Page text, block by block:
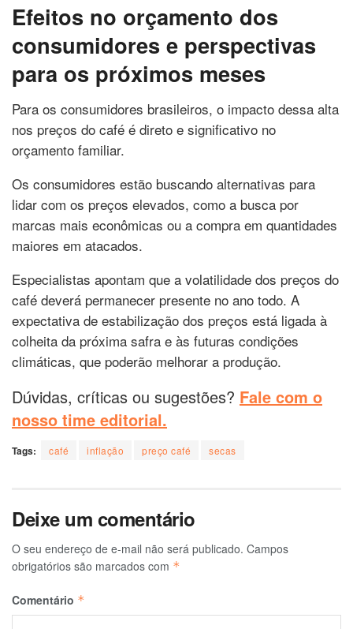
Efeitos no orçamento dos
consumidores e perspectivas
para os próximos meses
Para os consumidores brasileiros, o impacto dessa alta
nos preços do café é direto e significativo no
orçamento familiar.
Os consumidores estão buscando alternativas para
lidar com os preços elevados, como a busca por
marcas mais econômicas ou a compra em quantidades
maiores em atacados.
Especialistas apontam que a volatilidade dos preços do
café deverá permanecer presente no ano todo. A
expectativa de estabilização dos preços está ligada à
colheita da próxima safra e às futuras condições
climáticas, que poderão melhorar a produção.
Dúvidas, críticas ou sugestões? Fale com o
nosso time editorial.
Tags: café inflação preço café secas
Deixe um comentário
O seu endereço de e-mail não será publicado. Campos
obrigatórios são marcados com *
Comentário *